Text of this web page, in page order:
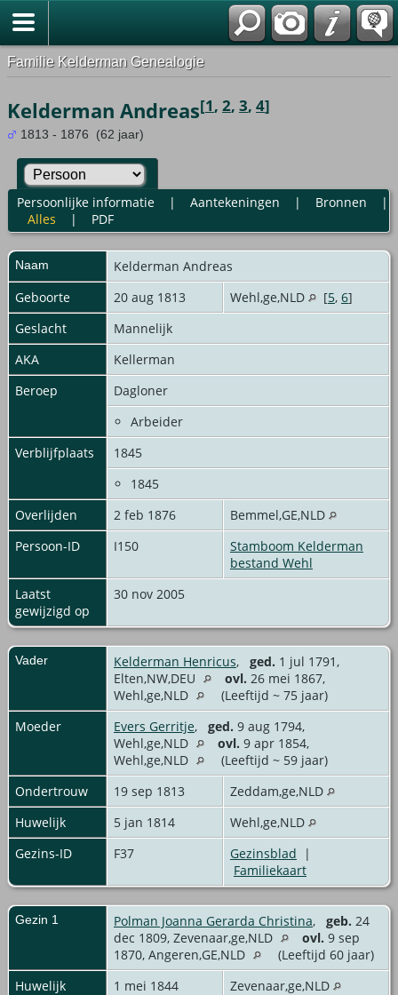
Familie Kelderman Genealogie
Kelderman Andreas[1, 2, 3, 4]
1813 - 1876 (62 jaar)
Persoonlijke informatie| Aantekeningen | Bronnen |
Alles | PDF
Naam Kelderman Andreas
Geboorte
20 aug 1813 Wehl,ge,NLD [5, 6]
Geslacht
Mannelijk
AKA
Kellerman
Beroep
Dagloner
Arbeider
Verblijfplaats
1845
1845
Overlijden
2 feb 1876
Bemmel,GE,NLD
Persoon-ID
I150
Stamboom Kelderman
bestand Wehl
Laatst
gewijzigd op
30 nov 2005
Vader Kelderman Henricus, ged. 1 jul 1791,
Elten,NW,DEU
ovl. 26 mei 1867,
Wehl,ge,NLD
(Leeftijd ~ 75 jaar)
Moeder
Evers Gerritje, ged. 9 aug 1794,
Wehl,ge,NLD
ovl. 9 apr 1854,
Wehl,ge,NLD
(Leeftijd ~ 59 jaar)
Ondertrouw
19 sep 1813
Zeddam,ge,NLD
Huwelijk
5 jan 1814
Wehl,ge,NLD
Gezins-ID
F37 Gezinsblad |
Familiekaart
Gezin 1 Polman Joanna Gerarda Christina, geb. 24
dec 1809, Zevenaar,ge,NLD
ovl. 9 sep
1870, Angeren,GE,NLD
(Leeftijd 60 jaar)
Huwelijk
1 mei 1844
Zevenaar,ge,NLD